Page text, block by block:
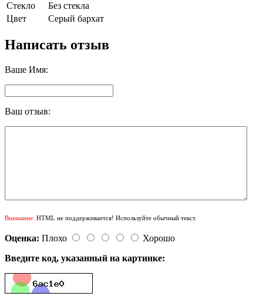
Стекло
Без стекла
Цвет
Серый бархат
Написать отзыв
Ваше Имя:
Ваш отзыв:
Внимание: HTML не поддерживается! Используйте обычный текст.
Оценка: Плохо
Хорошо
Введите код, указанный на картинке: